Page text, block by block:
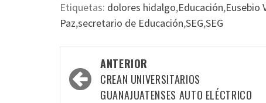
Etiquetas: dolores hidalgo,Educación,Eusebio
Paz,secretario de Educación,SEG,SEG
Navegación
por
ANTERIOR
CREAN UNIVERSITARIOS
GUANAJUATENSES AUTO ELÉCTRICO